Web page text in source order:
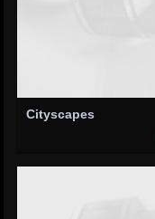
Cityscapes